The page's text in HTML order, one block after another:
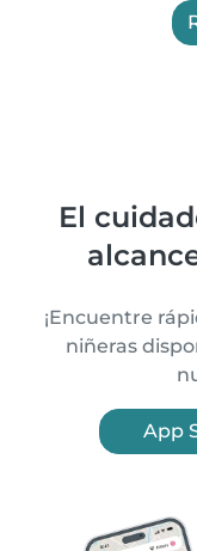
El
¡Encuentre
niñeras
App